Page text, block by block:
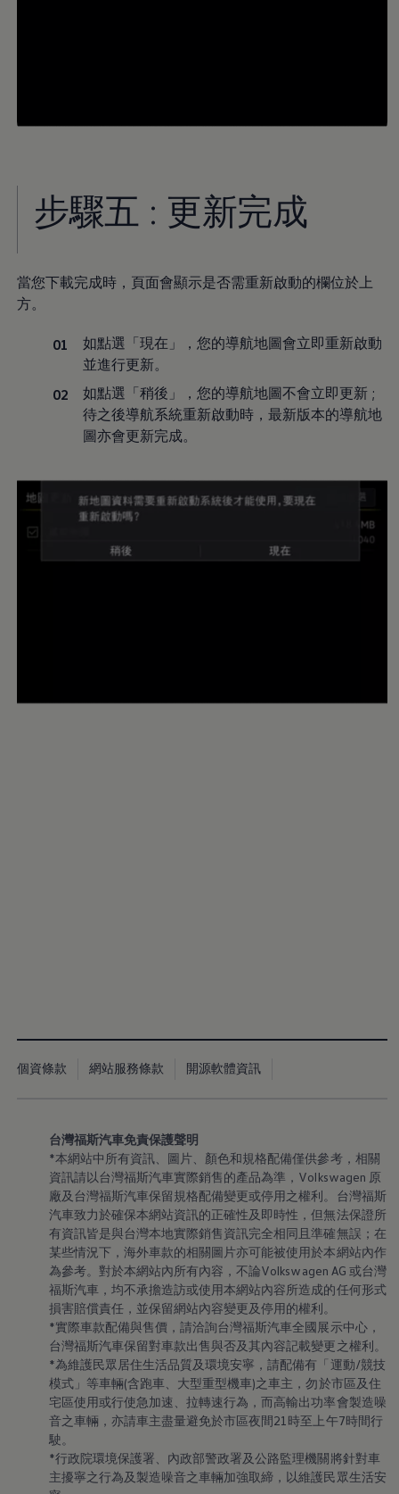
步驟五 : 更新完成
當您下載完成時，頁面會顯示是否需重新啟動的欄位於上
方。
如點選「現在」，您的導航地圖會立即重新啟動
並進行更新。
如點選「稍後」，您的導航地圖不會立即更新 ;
待之後導航系統重新啟動時，最新版本的導航地
圖亦會更新完成。
個資條款 網站服務條款 開源軟體資訊
台灣福斯汽車免責保護聲明
*本網站中所有資訊、圖片、顏色和規格配備僅供參考，相關
資訊請以台灣福斯汽車實際銷售的產品為準 ， Volkswagen 原
廠及台灣福斯汽車保留規格配備變更或停用之權利。台灣福斯
汽車致力於確保本網站資訊的正確性及即時性，但無法保證所
有資訊皆是與台灣本地實際銷售資訊完全相同且準確無誤；在
某些情況下，海外車款的相關圖片亦可能被使用於本網站內作
為參考。對於本網站內所有內容，不論Volkswagen AG 或台灣
福斯汽車，均不承擔造訪或使用本網站內容所造成的任何形式
損害賠償責任，並保留網站內容變更及停用的權利。
*實際車款配備與售價，請洽詢台灣福斯汽車全國展示中心，
台灣福斯汽車保留對車款出售與否及其內容記載變更之權利。
*為維護民眾居住生活品質及環境安寧，請配備有「運動/競技
模式」等車輛(含跑車、大型重型機車)之車主，勿於市區及住
宅區使用或行使急加速、拉轉速行為，而高輸出功率會製造噪
音之車輛，亦請車主盡量避免於市區夜間21時至上午7時間行
駛。
*行政院環境保護署、內政部警政署及公路監理機關將針對車
主擾寧之行為及製造噪音之車輛加強取締，以維護民眾生活安